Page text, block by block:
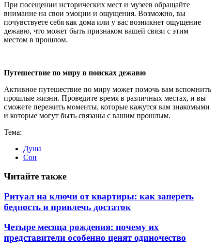
При посещении исторических мест и музеев обращайте
внимание на свои эмоции и ощущения. Возможно, вы
почувствуете себя как дома или у вас возникнет ощущение
дежавю, что может быть признаком вашей связи с этим
местом в прошлом.
Путешествие по миру в поисках дежавю
Активное путешествие по миру может помочь вам вспомнить
прошлые жизни. Проведите время в различных местах, и вы
сможете пережить моменты, которые кажутся вам знакомыми
и которые могут быть связаны с вашим прошлым.
Тема:
Душа
Сон
Читайте также
Ритуал на ключи от квартиры: как запереть
бедность и привлечь достаток
Четыре месяца рождения: почему их
представители особенно ценят одиночество